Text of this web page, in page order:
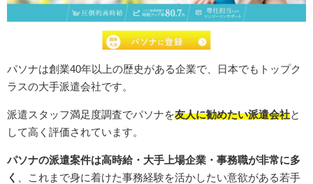
パソナは創業40年以上の歴史がある企業で、日本でもトップク
ラスの大手派遣会社です。
派遣スタッフ満足度調査でパソナを友人に勧めたい派遣会社と
して高く評価されています。
パソナの派遣案件は高時給・大手上場企業・事務職が非常に多
く
、これまで身に着けた事務経験を活かしたい意欲がある若手